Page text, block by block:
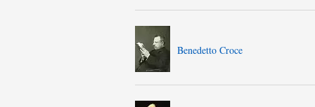
Benedetto Croce